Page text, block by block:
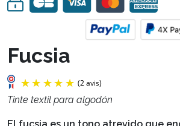
Fucsia
Tinte textil para algodón